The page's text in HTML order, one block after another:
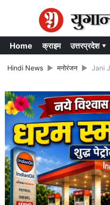
Home क्राइम उत्तरप्रदेश ▾
Hindi News मनोरंजन Jani